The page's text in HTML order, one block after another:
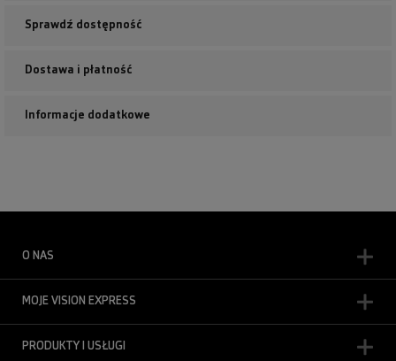
Sprawdź dostępność
Dostawa i płatność
Informacje dodatkowe
O NAS
MOJE VISION EXPRESS
PRODUKTY I USŁUGI